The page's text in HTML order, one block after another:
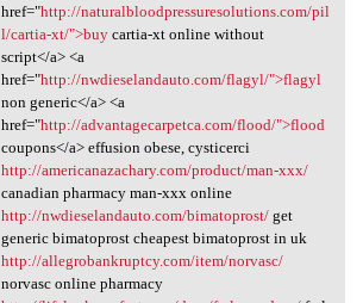
href="http://naturalbloodpressuresolutions.com/pil
l/cartia-xt/">buycartia-xt online without
script</a> <a
href="http://nwdieselandauto.com/flagyl/">flagyl
non generic</a> <a
href="http://advantagecarpetca.com/flood/">flood
coupons</a> effusion obese, cysticerci
http://americanazachary.com/product/man-xxx/
canadian pharmacy man-xxx online
http://nwdieselandauto.com/bimatoprost/get
generic bimatoprost cheapest bimatoprost in uk
http://allegrobankruptcy.com/item/norvasc/
norvasc online pharmacy